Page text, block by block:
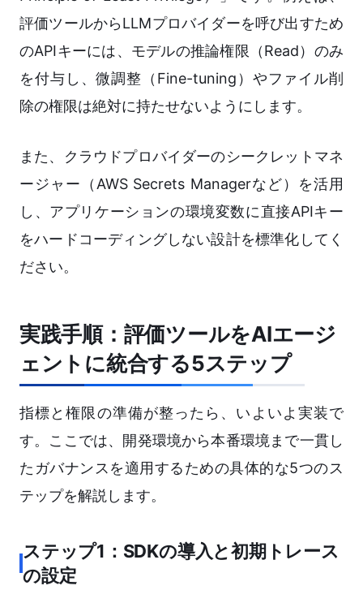
評価ツールからLLMプロバイダーを呼び出すため
のAPIキーには、モデルの推論権限（Read）のみ
を付与し、微調整（Fine-tuning）やファイル削
除の権限は絶対に持たせないようにします。
また、クラウドプロバイダーのシークレットマネ
ージャー（AWS Secrets Managerなど）を活用
し、アプリケーションの環境変数に直接APIキー
をハードコーディングしない設計を標準化してく
ださい。
実践手順：評価ツールをAIエージ
ェントに統合する5ステップ
指標と権限の準備が整ったら、いよいよ実装で
す。ここでは、開発環境から本番環境まで一貫し
たガバナンスを適用するための具体的な5つのス
テップを解説します。
ステップ1：SDKの導入と初期トレース
の設定